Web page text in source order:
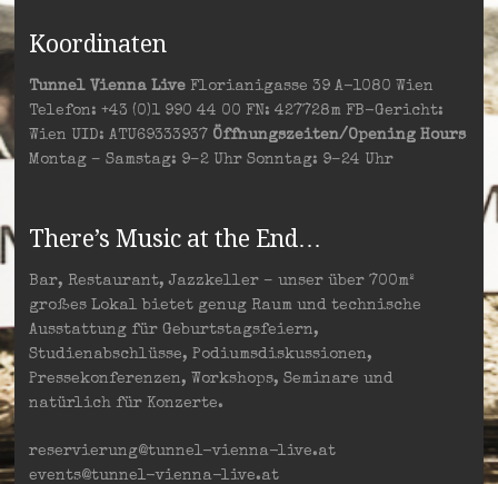
Koordinaten
Tunnel Vienna LiveFlorianigasse 39 A-1080 Wien
Telefon: +43 (0)1 990 44 00 FN: 427728m FB-Gericht:
Wien UID: ATU69333937 Öffnungszeiten/Opening Hours
Montag – Samstag: 9–2 Uhr Sonntag: 9–24 Uhr
There’s Music at the End…
Bar, Restaurant, Jazzkeller – unser über 700m²
großes Lokal bietet genug Raum und technische
Ausstattung für Geburtstagsfeiern,
Studienabschlüsse, Podiumsdiskussionen,
Pressekonferenzen, Workshops, Seminare und
natürlich für Konzerte.
reservierung@tunnel-vienna-live.at
events@tunnel-vienna-live.at